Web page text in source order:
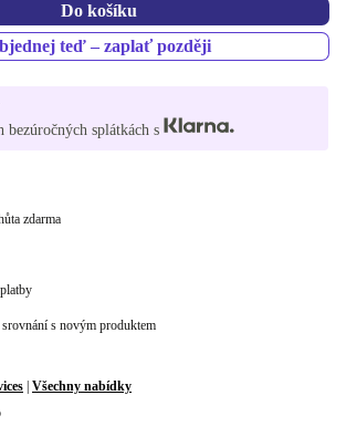
Do košíku
teď – zaplať později
bezúročných splátkách s
zdarma
srovnání s novým produktem
Všechny nabídky